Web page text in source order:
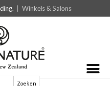
|Winkels & Salons